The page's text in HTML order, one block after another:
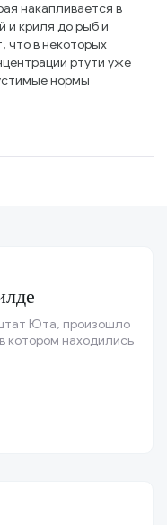
накапливается в
и криля до рыб и
что в некоторых
ртути уже
нормы
Юта, произошло
котором находились